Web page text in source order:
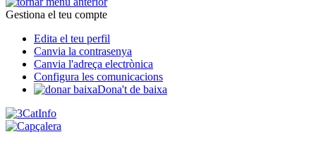
Gestiona el teu compte
Edita el teu perfil
Canvia la contrasenya
Canvia l'adreça electrònica
Configura les comunicacions
Dona't de baixa